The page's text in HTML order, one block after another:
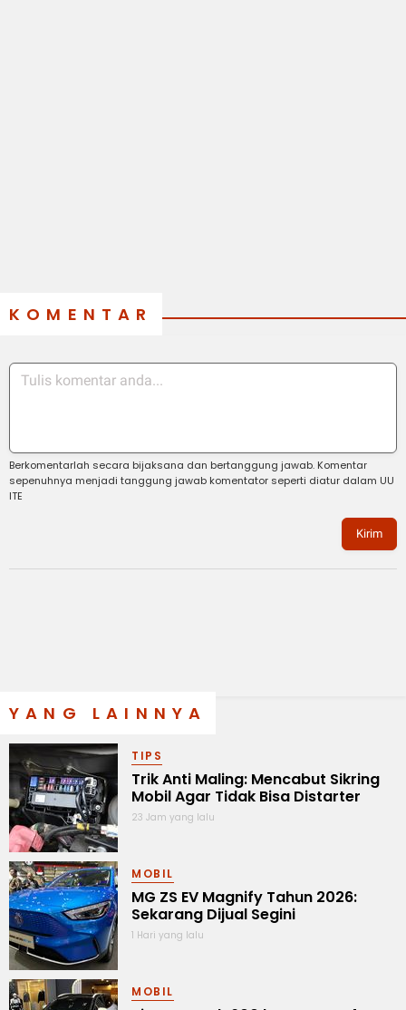
KOMENTAR
Berkomentarlah secara bijaksana dan bertanggung jawab. Komentar
sepenuhnya menjadi tanggung jawab komentator seperti diatur dalam UU
ITE
Kirim
YANG LAINNYA
TIPS
Trik Anti Maling: Mencabut Sikring
Mobil Agar Tidak Bisa Distarter
23 Jam yang lalu
MOBIL
MG ZS EV Magnify Tahun 2026:
Sekarang Dijual Segini
1 Hari yang lalu
MOBIL